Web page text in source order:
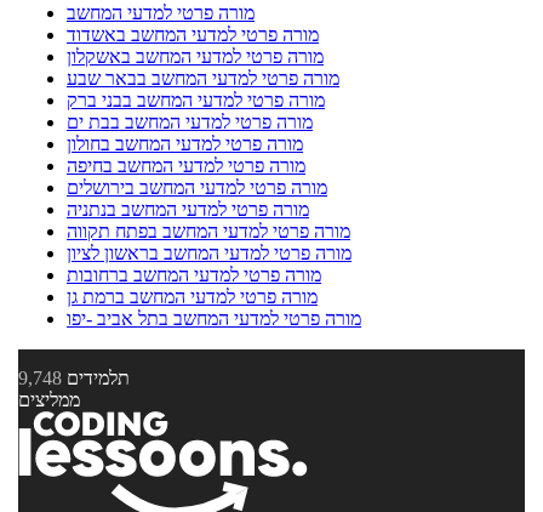
מורה פרטי למדעי המחשב
מורה פרטי למדעי המחשב באשדוד
מורה פרטי למדעי המחשב באשקלון
מורה פרטי למדעי המחשב בבאר שבע
מורה פרטי למדעי המחשב בבני ברק
מורה פרטי למדעי המחשב בבת ים
מורה פרטי למדעי המחשב בחולון
מורה פרטי למדעי המחשב בחיפה
מורה פרטי למדעי המחשב בירושלים
מורה פרטי למדעי המחשב בנתניה
מורה פרטי למדעי המחשב בפתח תקווה
מורה פרטי למדעי המחשב בראשון לציון
מורה פרטי למדעי המחשב ברחובות
מורה פרטי למדעי המחשב ברמת גן
מורה פרטי למדעי המחשב בתל אביב -יפו
9,748 תלמידים
ממליצים